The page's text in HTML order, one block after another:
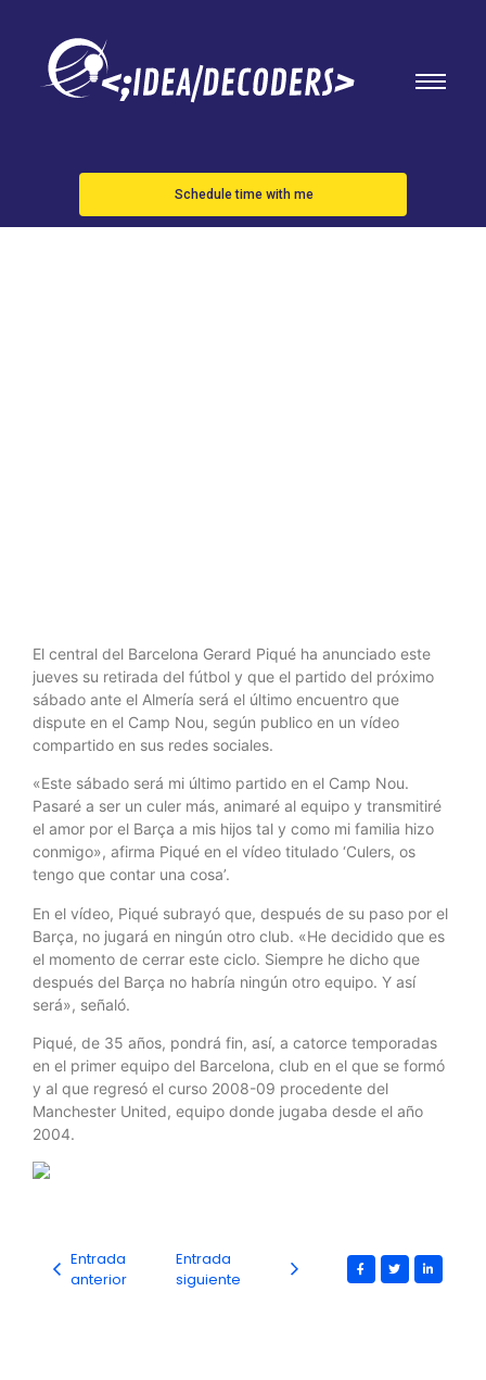
Schedule time with me
Gerard Piqué
El central del Barcelona Gerard Piqué ha anunciado este
jueves su retirada del fútbol y que el partido del próximo
sábado ante el Almería será el último encuentro que
dispute en el Camp Nou, según publico en un vídeo
compartido en sus redes sociales.
«Este sábado será mi último partido en el Camp Nou.
Pasaré a ser un culer más, animaré al equipo y transmitiré
el amor por el Barça a mis hijos tal y como mi familia hizo
conmigo», afirma Piqué en el vídeo titulado ‘Culers, os
tengo que contar una cosa’.
En el vídeo, Piqué subrayó que, después de su paso por el
Barça, no jugará en ningún otro club. «He decidido que es
el momento de cerrar este ciclo. Siempre he dicho que
después del Barça no habría ningún otro equipo. Y así
será», señaló.
Piqué, de 35 años, pondrá fin, así, a catorce temporadas
en el primer equipo del Barcelona, club en el que se formó
y al que regresó el curso 2008-09 procedente del
Manchester United, equipo donde jugaba desde el año
2004.
Entrada
anterior
Entrada
siguiente